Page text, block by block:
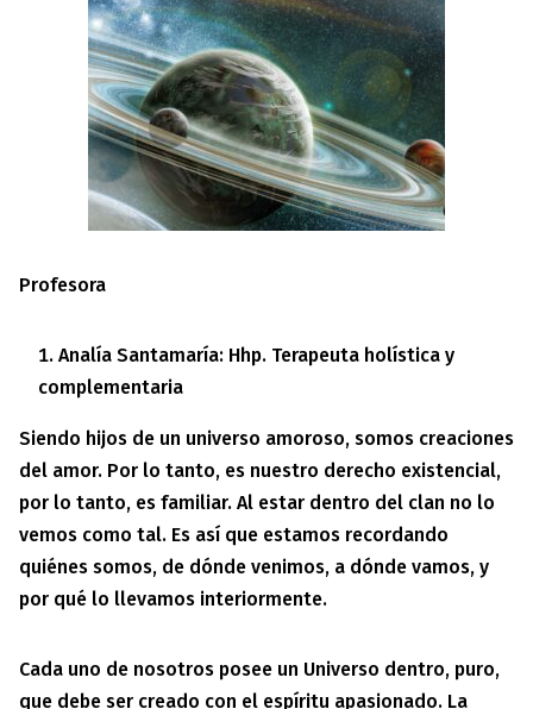
Profesora
Analía Santamaría: Hhp. Terapeuta holística y
complementaria
Siendo hijos de un universo amoroso, somos creaciones
del amor. Por lo tanto, es nuestro derecho existencial,
por lo tanto, es familiar. Al estar dentro del clan no lo
vemos como tal. Es así que estamos recordando
quiénes somos, de dónde venimos, a dónde vamos, y
por qué lo llevamos interiormente.
Cada uno de nosotros posee un Universo dentro, puro,
que debe ser creado con el espíritu apasionado. La